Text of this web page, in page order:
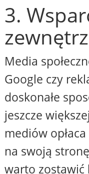
3.
Media
Google czy
doskonałe
jeszcze
mediów
na swoją
warto